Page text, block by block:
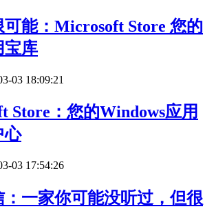
可能：Microsoft Store 您的
宝库
03 18:09:21
Store：您的Windows应用
心
03 17:54:26
：一家你可能没听过，但很